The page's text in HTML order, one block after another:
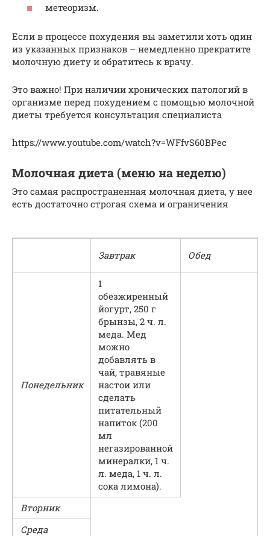
метеоризм.
Если в процессе похудения вы заметили хоть один
из указанных признаков – немедленно прекратите
молочную диету и обратитесь к врачу.
Это важно! При наличии хронических патологий в
организме перед похудением с помощью молочной
диеты требуется консультация специалиста
https://www.youtube.com/watch?v=WFfvS60BPec
Молочная диета (меню на неделю)
Это самая распространенная молочная диета, у нее
есть достаточно строгая схема и ограничения
Завтрак Обед
Понедельник
1
обезжиренный
йогурт, 250 г
брынзы, 2 ч. л.
меда. Мед
можно
добавлять в
чай, травяные
настои или
сделать
питательный
напиток (200
мл
негазированной
минералки, 1 ч.
л. меда, 1 ч. л.
сока лимона).
Вторник
Среда